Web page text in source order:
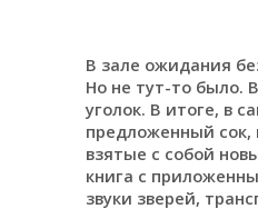
В зале ожидания
Но не тут-то было.
уголок. В итоге, в
предложенный сок,
взятые с собой
книга с
звуки зверей,